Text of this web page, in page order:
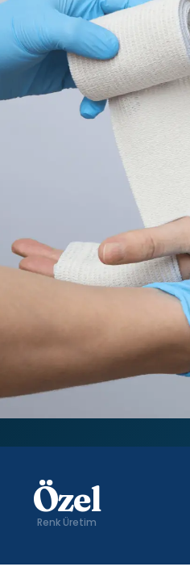
Özel
Renk Üretim